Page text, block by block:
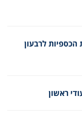
לרבעון
ראשון